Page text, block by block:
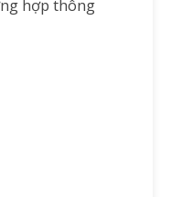
hợp thông